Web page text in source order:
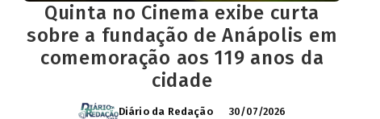
Quinta no Cinema exibe curta
sobre a fundação de Anápolis em
comemoração aos 119 anos da
cidade
Diário da Redação 30/07/2026